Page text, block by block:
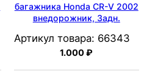
багажника Honda CR-V 2002
внедорожник, Задн.
Артикул товара: 66343
1.000₽